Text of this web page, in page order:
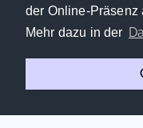
der Online-Präsenz
Mehr dazu in der